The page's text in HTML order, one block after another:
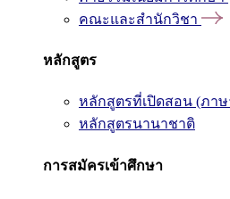
คณะและสำนักวิชา
หลักสูตร
หลักสูตรที่เปิดสอน (ภาษ
หลักสูตรนานาชาติ
การสมัครเข้าศึกษา